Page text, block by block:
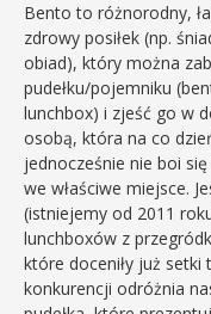
Bento to różnorodny,
zdrowy posiłek (np.
obiad), który można
pudełku/pojemniku
lunchbox) i zjeść go w
osobą, która na co
jednocześnie nie boi
we właściwe miejsce.
(istniejemy od 2011
lunchboxów z
które doceniły już setki
konkurencji odróżnia